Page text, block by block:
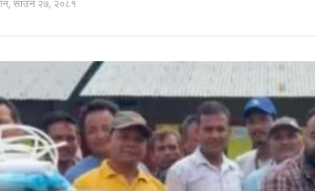
साउन २७, २०८१